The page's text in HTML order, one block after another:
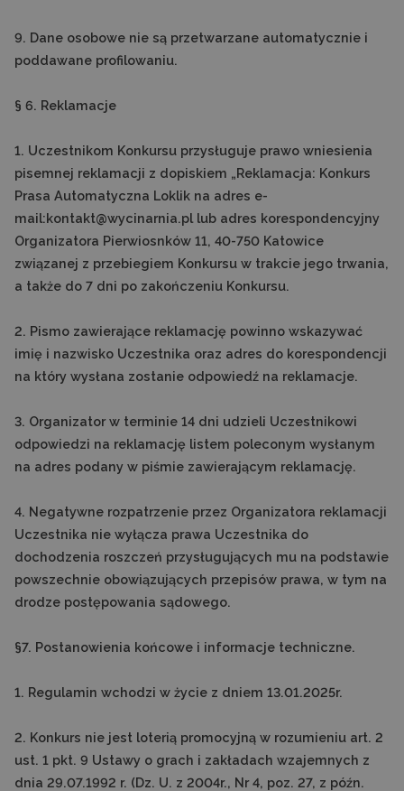
9. Dane osobowe nie są przetwarzane automatycznie i
poddawane profilowaniu.
§ 6. Reklamacje
1. Uczestnikom Konkursu przysługuje prawo wniesienia
pisemnej reklamacji z dopiskiem „Reklamacja: Konkurs
Prasa Automatyczna Loklik na adres e-
mail:kontakt@wycinarnia.pl lub adres korespondencyjny
Organizatora Pierwiosnków 11, 40-750 Katowice
związanej z przebiegiem Konkursu w trakcie jego trwania,
a także do 7 dni po zakończeniu Konkursu.
2. Pismo zawierające reklamację powinno wskazywać
imię i nazwisko Uczestnika oraz adres do korespondencji
na który wysłana zostanie odpowiedź na reklamacje.
3. Organizator w terminie 14 dni udzieli Uczestnikowi
odpowiedzi na reklamację listem poleconym wysłanym
na adres podany w piśmie zawierającym reklamację.
4. Negatywne rozpatrzenie przez Organizatora reklamacji
Uczestnika nie wyłącza prawa Uczestnika do
dochodzenia roszczeń przysługujących mu na podstawie
powszechnie obowiązujących przepisów prawa, w tym na
drodze postępowania sądowego.
§7. Postanowienia końcowe i informacje techniczne.
1. Regulamin wchodzi w życie z dniem 13.01.2025r.
2. Konkurs nie jest loterią promocyjną w rozumieniu art. 2
ust. 1 pkt. 9 Ustawy o grach i zakładach wzajemnych z
dnia 29.07.1992 r. (Dz. U. z 2004r., Nr 4, poz. 27, z późn.